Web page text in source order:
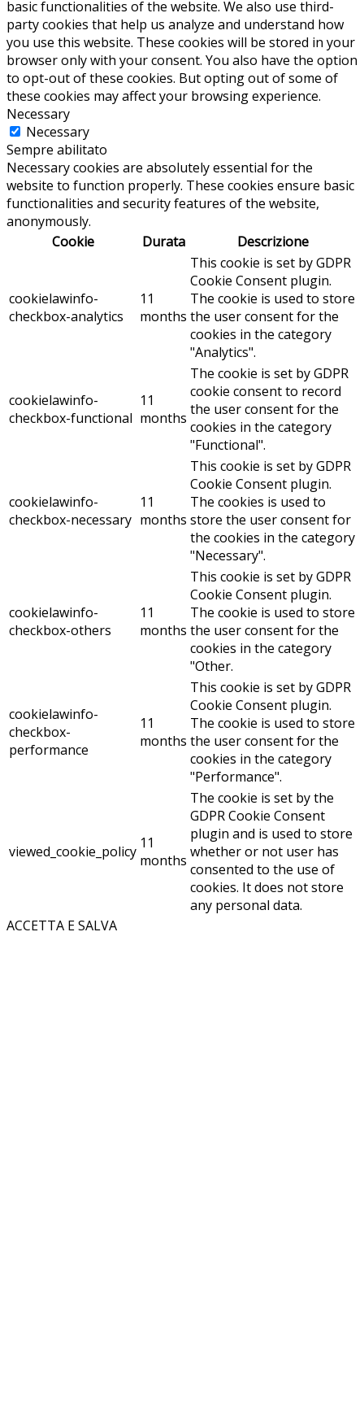
basic functionalities of the website. We also use third-
party cookies that help us analyze and understand how
you use this website. These cookies will be stored in your
browser only with your consent. You also have the option
to opt-out of these cookies. But opting out of some of
these cookies may affect your browsing experience.
Necessary
Necessary
Sempre abilitato
Necessary cookies are absolutely essential for the
website to function properly. These cookies ensure basic
functionalities and security features of the website,
anonymously.
Cookie
Durata Descrizione
cookielawinfo-
checkbox-analytics
11
months
This cookie is set by GDPR
Cookie Consent plugin.
The cookie is used to store
the user consent for the
cookies in the category
"Analytics".
cookielawinfo-
checkbox-functional
11
months
The cookie is set by GDPR
cookie consent to record
the user consent for the
cookies in the category
"Functional".
cookielawinfo-
checkbox-necessary
11
months
This cookie is set by GDPR
Cookie Consent plugin.
The cookies is used to
store the user consent for
the cookies in the category
"Necessary".
cookielawinfo-
checkbox-others
11
months
This cookie is set by GDPR
Cookie Consent plugin.
The cookie is used to store
the user consent for the
cookies in the category
"Other.
cookielawinfo-
checkbox-
performance
11
months
This cookie is set by GDPR
Cookie Consent plugin.
The cookie is used to store
the user consent for the
cookies in the category
"Performance".
viewed_cookie_policy 11
months
The cookie is set by the
GDPR Cookie Consent
plugin and is used to store
whether or not user has
consented to the use of
cookies. It does not store
any personal data.
ACCETTA E SALVA